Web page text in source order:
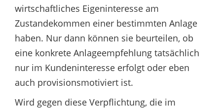
wirtschaftliches Eigeninteresse am
Zustandekommen einer bestimmten Anlage
haben. Nur dann können sie beurteilen, ob
eine konkrete Anlageempfehlung tatsächlich
nur im Kundeninteresse erfolgt oder eben
auch provisionsmotiviert ist.
Wird gegen diese Verpflichtung, die im